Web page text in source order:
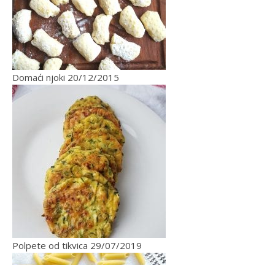
Domaći njoki 20/12/2015
Polpete od tikvica 29/07/2019